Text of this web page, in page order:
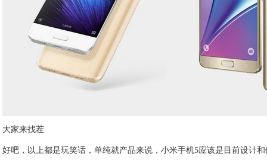
大家来找茬
好吧，以上都是玩笑话，单纯就产品来说，小米手机5应该是目前设计